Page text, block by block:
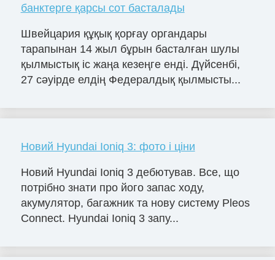
банктерге қарсы сот басталады
Швейцария құқық қорғау органдары
тарапынан 14 жыл бұрын басталған шулы
қылмыстық іс жаңа кезеңге енді. Дүйсенбі,
27 сәуірде елдің Федералдық қылмысты...
Новий Hyundai Ioniq 3: фото і ціни
Новий Hyundai Ioniq 3 дебютував. Все, що
потрібно знати про його запас ходу,
акумулятор, багажник та нову систему Pleos
Connect. Hyundai Ioniq 3 запу...